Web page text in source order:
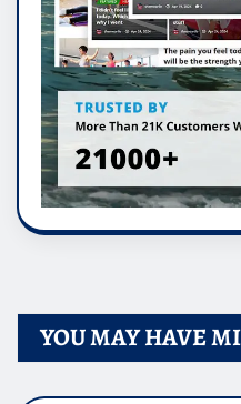
YOU MAY HAVE